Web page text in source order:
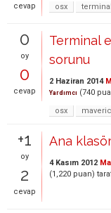
cevap
osx
terminal
0
oy
0
cevap
Terminal
sorunu
2 Haziran 2014
Yardımcı (740
osx
+1
oy
2
cevap
Ana
4 Kasım 2012
(1,220 puan)